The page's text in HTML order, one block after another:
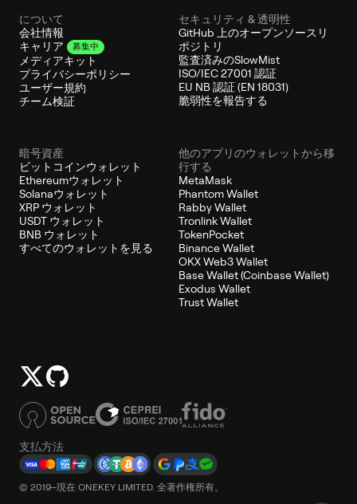
について
会社情報
キャリア
募集中
メディアキット
プライバシーポリシー
ユーザー規約
チーム検証
セキュリティ & 透明性
GitHub 上のオープンソースリ
ポジトリ
監査済みのSlowMist
ISO/IEC 27001 認証
EU NB 認証 (EN 18031)
脆弱性を報告する
暗号資産
ビットコインウォレット
Ethereumウォレット
Solanaウォレット
XRP ウォレット
USDT ウォレット
BNB ウォレット
すべてのウォレットを見る
他のアプリのウォレットから移
行する
MetaMask
Phantom Wallet
Rabby Wallet
Tronlink Wallet
TokenPocket
Binance Wallet
OKX Web3 Wallet
Base Wallet (Coinbase Wallet)
Exodus Wallet
Trust Wallet
支払方法
© 2019–現在 ONEKEY LIMITED. 全著作権所有。